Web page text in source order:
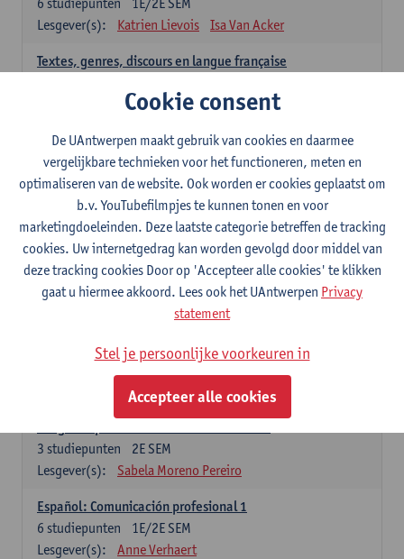
Lesgever(s):
Katrien Lievois Isa Van Acker
Textes, genres, discours en langue française
Kris Peeters
Spaans: verplichte opleidingsonderdelen
Gramática española 1
1E SEM
studiepunten
Lesgever(s):
Anne Verhaert
Gramática española 2
2E SEM
3studiepunten
Anne Verhaert
Lengua española: Destrezas básicas
Sabela Moreno Pereiro
2E SEM
3 studiepunten
Lesgever(s):
Sabela Moreno Pereiro
Español: Comunicación profesional 1
1E/2E SEM
6 studiepunten
Lesgever(s):
Anne Verhaert
Cookie consent
De UAntwerpen maakt gebruik van cookies en daarmee
vergelijkbare technieken voor het functioneren, meten en
optimaliseren van de website. Ook worden er cookies geplaatst om
b.v. YouTubefilmpjes te kunnen tonen en voor
marketingdoeleinden. Deze laatste categorie betreffen de tracking
cookies. Uw internetgedrag kan worden gevolgd door middel van
deze tracking cookies Door op 'Accepteer alle cookies' te klikken
gaat u hiermee akkoord. Lees ook het UAntwerpen Privacy
statement
Stel je persoonlijke voorkeuren in
Accepteer alle cookies